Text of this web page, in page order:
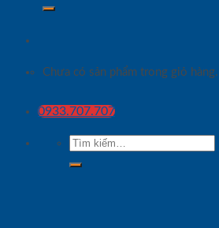
Chưa có sản phẩm trong giỏ hàng.
0933.707.707
Tìm
kiếm: